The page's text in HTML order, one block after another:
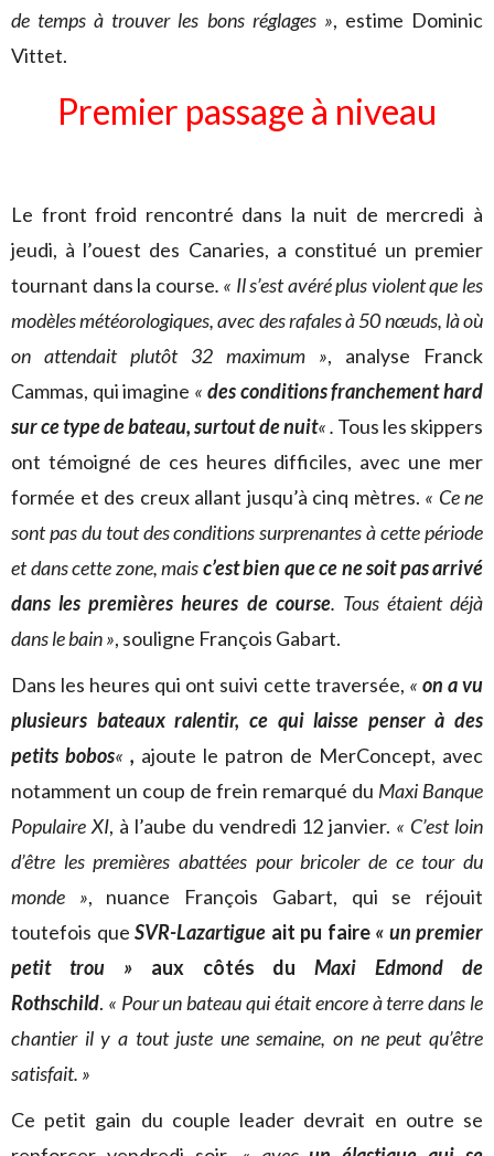
de temps à trouver les bons réglages », estime Dominic
Vittet.
Premier passage à niveau
Le front froid rencontré dans la nuit de mercredi à
jeudi, à l’ouest des Canaries, a constitué un premier
tournant dans la course. « Il s’est avéré plus violent que les
modèles météorologiques, avec des rafales à 50 nœuds, là où
on attendait plutôt 32 maximum », analyse Franck
Cammas, qui imagine « des conditions franchement hard
sur ce type de bateau, surtout de nuit« . Tous les skippers
ont témoigné de ces heures difficiles, avec une mer
formée et des creux allant jusqu’à cinq mètres. « Ce ne
sont pas du tout des conditions surprenantes à cette période
et dans cette zone, maisc’est bien que ce ne soit pas arrivé
dans les premières heures de course. Tous étaient déjà
dans le bain », souligne François Gabart.
Dans les heures qui ont suivi cette traversée, « on a vu
plusieurs bateaux ralentir, ce qui laisse penser à des
petits bobos« , ajoute le patron de MerConcept, avec
notamment un coup de frein remarqué du Maxi Banque
Populaire XI, à l’aube du vendredi 12 janvier. « C’est loin
d’être les premières abattées pour bricoler de ce tour du
monde », nuance François Gabart, qui se réjouit
toutefois que SVR-Lazartigue ait pu faire « un premier
petit trou »aux côtés duMaxi Edmond de
Rothschild. « Pour un bateau qui était encore à terre dans le
chantier il y a tout juste une semaine, on ne peut qu’être
satisfait. »
Ce petit gain du couple leader devrait en outre se